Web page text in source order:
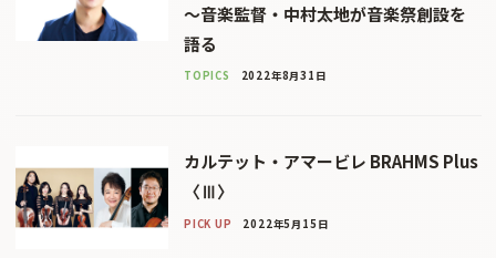
〜音楽監督・中村太地が音楽祭創設を
語る
TOPICS 2022年8月31日
カルテット・アマービレ BRAHMS Plus
〈Ⅲ〉
PICK UP 2022年5月15日